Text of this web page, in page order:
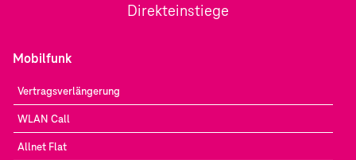
Direkteinstiege
Mobilfunk
Vertragsverlängerung
WLAN Call
Allnet Flat